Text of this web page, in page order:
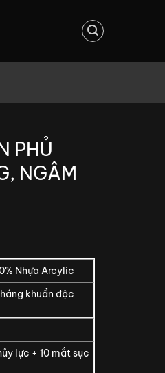
PHỦ
NGÂM
Nhựa Arcylic
khuẩn độc
lực + 10 mắt sục